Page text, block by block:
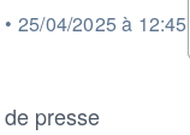
par
• 25/04/2025 à 12:45
presse